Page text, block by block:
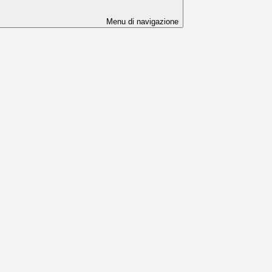
Menu di navigazione